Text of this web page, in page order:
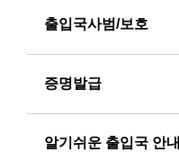
출입국사범/보호
증명발급
알기쉬운 출입국 안내